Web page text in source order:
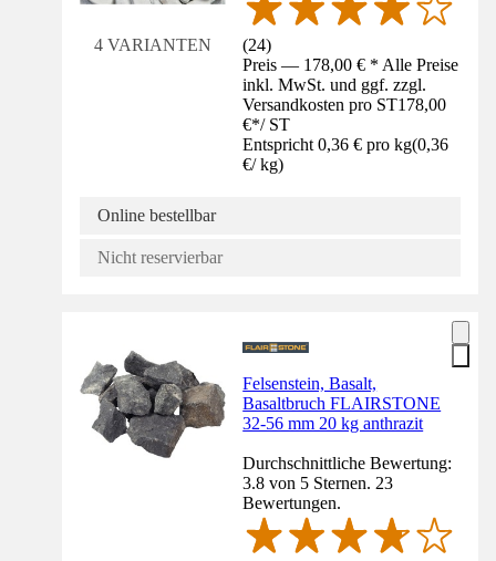
4 VARIANTEN (24)
Preis — 178,00 € * Alle Preise
inkl. MwSt. und ggf. zzgl.
Versandkosten pro ST178,00
€*/ ST
Entspricht 0,36 € pro kg(0,36
€/ kg)
Online bestellbar
Nicht reservierbar
Felsenstein, Basalt,
Basaltbruch FLAIRSTONE
32-56 mm 20 kg anthrazit
Durchschnittliche Bewertung:
3.8 von 5 Sternen. 23
Bewertungen.